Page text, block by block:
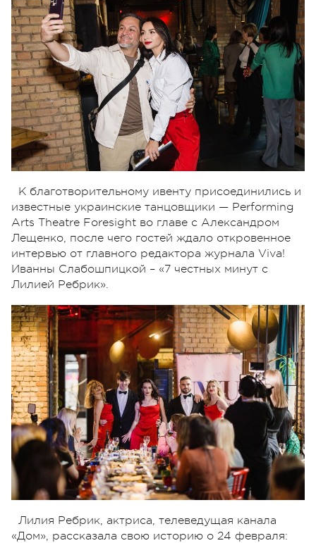
К благотворительному ивенту присоединились и
известные украинские танцовщики — Performing
Arts Theatre Foresight во главе с Александром
Лещенко, после чего гостей ждало откровенное
интервью от главного редактора журнала Viva!
Иванны Слабошпицкой – «7 честных минут с
Лилией Ребрик».
Лилия Ребрик, актриса, телеведущая канала
«Дом», рассказала свою историю о 24 февраля: